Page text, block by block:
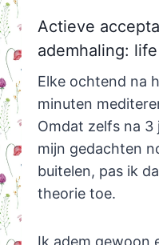
Actieve
ademhaling:
Elke ochtend na
minuten
Omdat zelfs na 3
mijn gedachten
buitelen, pas ik
theorie toe.
Ik adem gewoon